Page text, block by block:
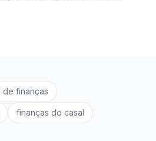
de finanças
finanças do casal